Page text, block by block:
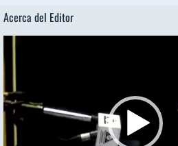
Acerca del Editor
de
vídeo